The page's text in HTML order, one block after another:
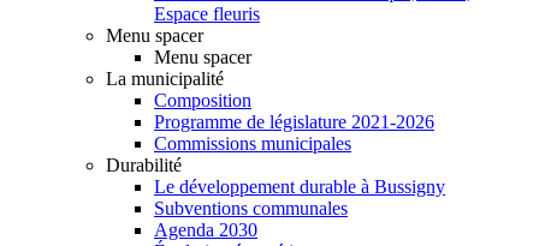
Espace fleuris
Menu spacer
Menu spacer
La municipalité
Composition
Programme de législature 2021-2026
Commissions municipales
Durabilité
Le développement durable à Bussigny
Subventions communales
Agenda 2030